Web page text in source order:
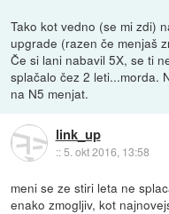
Tako kot vedno (se mi zdi)
upgrade (razen če menjaš
Če si lani nabavil 5X, se ti
splačalo čez 2 leti...morda.
na N5 menjat.
link_up
::5. okt 2016, 13:58
meni se ze stiri leta ne
enako zmogljiv, kot